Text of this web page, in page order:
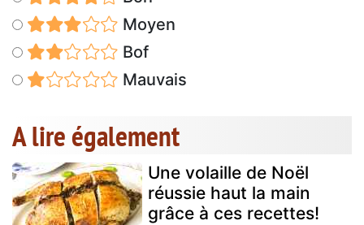
Moyen
Bof
Mauvais
A lire également
Une volaille de Noël
réussie haut la main
grâce à ces recettes!